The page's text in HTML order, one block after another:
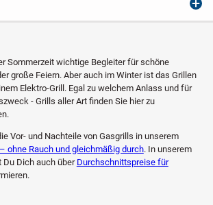
Sommerzeit wichtige Begleiter für schöne
große Feiern. Aber auch im Winter ist das Grillen
Elektro-Grill. Egal zu welchem Anlass und für
- Grills aller Art finden Sie hier zu
Vor- und Nachteile von Gasgrills in unserem
ohne Rauch und gleichmäßig durch. In unserem
Dich auch über Durchschnittspreise für